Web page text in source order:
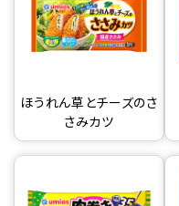
ほうれん草とチーズのさ
さみカツ